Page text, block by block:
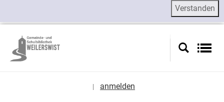
anmelden